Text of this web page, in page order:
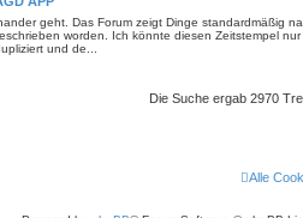
geht. Das Forum zeigt Dinge standardmäßig
worden. Ich könnte diesen Zeitstempel
und de...
Die Suche ergab 2970
Alle